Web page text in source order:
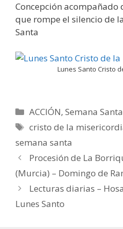
Concepción
que rompe el silencio de
Santa
Lunes Santo Cristo
Categorías
ACCIÓN,Semana Santa
Etiquetas
cristo de la
semana santa
Procesión de La
(Murcia) – Domingo de
Lecturas diarias –
Lunes Santo